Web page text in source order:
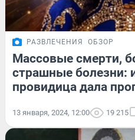
РАЗВЛЕЧЕНИЯ ОБЗОР
Массовые смерти,
страшные болезни:
провидица дала
13 января, 2024, 12:00 19 215